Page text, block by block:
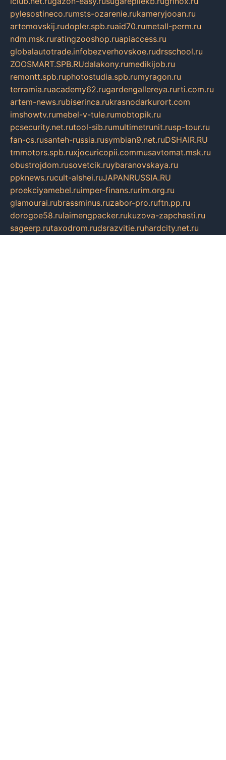
pylesostineco.rumsts-ozarenie.rukameryjooan.ru
artemovskij.rudopler.spb.ruaid70.rumetall-perm.ru
ndm.msk.ruratingzooshop.ruapiaccess.ru
globalautotrade.infobezverhovskoe.rudrsschool.ru
ZOOSMART.SPB.RUdalakony.rumedikijob.ru
remontt.spb.ruphotostudia.spb.rumyragon.ru
terramia.ruacademy62.rugardengallereya.rurti.com.ru
artem-news.rubiserinca.rukrasnodarkurort.com
imshowtv.rumebel-v-tule.rumobtopik.ru
pcsecurity.net.rutool-sib.rumultimetrunit.rusp-tour.ru
fan-cs.rusanteh-russia.rusymbian9.net.ruDSHAIR.RU
tmmotors.spb.ruxjocuricopii.commusavtomat.msk.ru
obustrojdom.rusovetcik.ruybaranovskaya.ru
ppknews.rucult-alshei.ruJAPANRUSSIA.RU
proekciyamebel.ruimper-finans.rurim.org.ru
glamourai.rubrassminus.ruzabor-pro.ruftn.pp.ru
dorogoe58.rulaimengpacker.rukuzova-zapchasti.ru
sageerp.rutaxodrom.rudsrazvitie.ruhardcity.net.ru